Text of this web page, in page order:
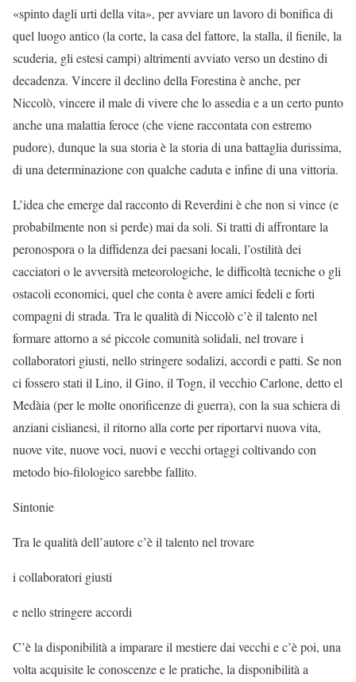
«spinto dagli urti della vita», per avviare un lavoro di bonifica di
quel luogo antico (la corte, la casa del fattore, la stalla, il fienile, la
scuderia, gli estesi campi) altrimenti avviato verso un destino di
decadenza. Vincere il declino della Forestina è anche, per
Niccolò, vincere il male di vivere che lo assedia e a un certo punto
anche una malattia feroce (che viene raccontata con estremo
pudore), dunque la sua storia è la storia di una battaglia durissima,
di una determinazione con qualche caduta e infine di una vittoria.
L’idea che emerge dal racconto di Reverdini è che non si vince (e
probabilmente non si perde) mai da soli. Si tratti di affrontare la
peronospora o la diffidenza dei paesani locali, l’ostilità dei
cacciatori o le avversità meteorologiche, le difficoltà tecniche o gli
ostacoli economici, quel che conta è avere amici fedeli e forti
compagni di strada. Tra le qualità di Niccolò c’è il talento nel
formare attorno a sé piccole comunità solidali, nel trovare i
collaboratori giusti, nello stringere sodalizi, accordi e patti. Se non
ci fossero stati il Lino, il Gino, il Togn, il vecchio Carlone, detto el
Medàia (per le molte onorificenze di guerra), con la sua schiera di
anziani cislianesi, il ritorno alla corte per riportarvi nuova vita,
nuove vite, nuove voci, nuovi e vecchi ortaggi coltivando con
metodo bio-filologico sarebbe fallito.
Sintonie
Tra le qualità dell’autore c’è il talento nel trovare
i collaboratori giusti
e nello stringere accordi
C’è la disponibilità a imparare il mestiere dai vecchi e c’è poi, una
volta acquisite le conoscenze e le pratiche, la disponibilità a